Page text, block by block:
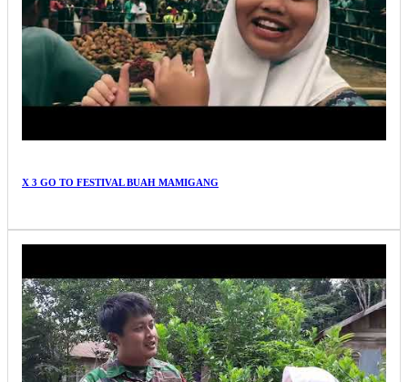
X 3 GO TO FESTIVAL BUAH MAMIGANG